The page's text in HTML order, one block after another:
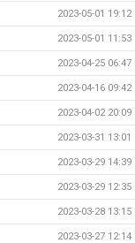
2023-05-01 19:12
2023-05-01 11:53
2023-04-25 06:47
2023-04-16 09:42
2023-04-02 20:09
2023-03-31 13:01
2023-03-29 14:39
2023-03-29 12:35
2023-03-28 13:15
2023-03-27 12:14